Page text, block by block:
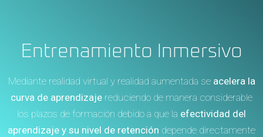
Entrenamiento Inmersivo
Mediante realidad virtual y realidad aumentada se acelera la
curva de aprendizaje reduciendo de manera considerable
los plazos de formación debido a que la efectividad del
aprendizaje y su nivel de retención depende directamente